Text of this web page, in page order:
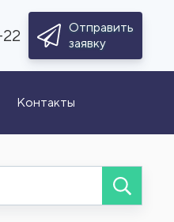
Отправить
заявку
Контакты